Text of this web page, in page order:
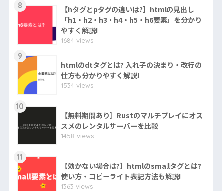
8
【hタグとpタグの違いは?】htmlの見出し
「h1・h2・h3・h4・h5・h6要素」を分かり
やすく解説!
1684 views
9
htmlのdtタグとは? 入れ子の決まり・改行の
仕方も分かりやすく解説!
1534 views
10
【無料期間あり】Rustのマルチプレイにオス
スメのレンタルサーバーを比較
1458 views
11
【効かない場合は?】htmlのsmallタグとは?
使い方・コピーライト表記方法も解説!
1363 views